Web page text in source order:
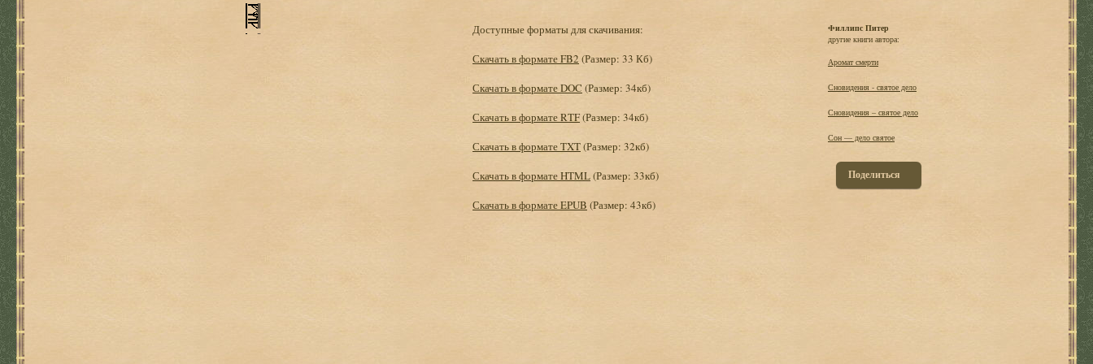
Доступные форматы для скачивания:
Скачать в формате FB2 (Размер: 33 Кб)
Скачать в формате DOC (Размер: 34кб)
Скачать в формате RTF(Размер: 34кб)
Скачать в формате TXT(Размер: 32кб)
Скачать в формате HTML(Размер: 33кб)
Скачать в формате EPUB (Размер: 43кб)
Филлипс Питер
другие книги автора:
Аромат смерти
Сновидения - святое дело
Сновидения – святое дело
Сон — дело святое
Поделиться